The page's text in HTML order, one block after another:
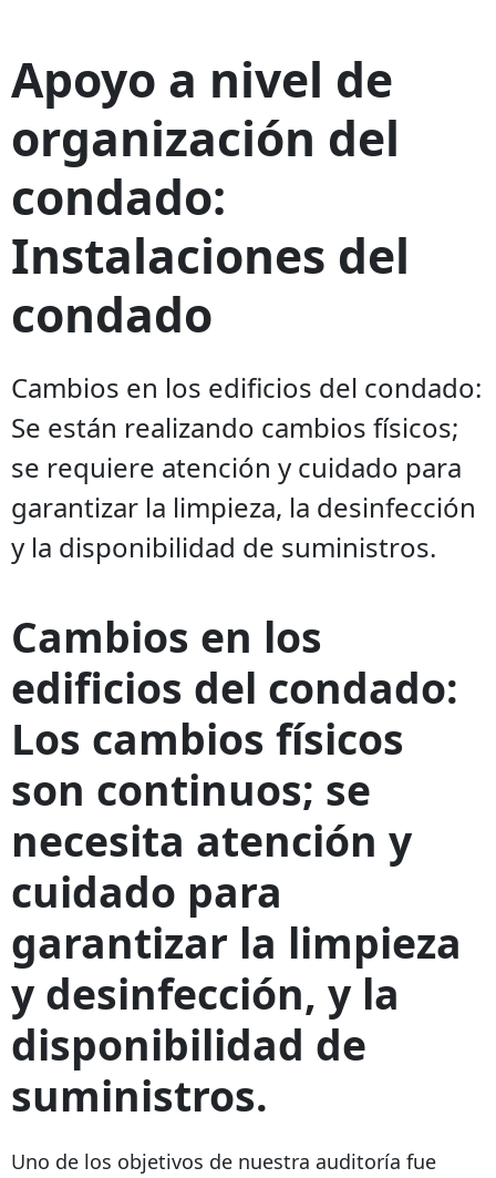
Apoyo a nivel de
organización del
condado:
Instalaciones del
condado
Cambios en los edificios del condado:
Se están realizando cambios físicos;
se requiere atención y cuidado para
garantizar la limpieza, la desinfección
y la disponibilidad de suministros.
Cambios en los
edificios del condado:
Los cambios físicos
son continuos; se
necesita atención y
cuidado para
garantizar la limpieza
y desinfección, y la
disponibilidad de
suministros.
Uno de los objetivos de nuestra auditoría fue